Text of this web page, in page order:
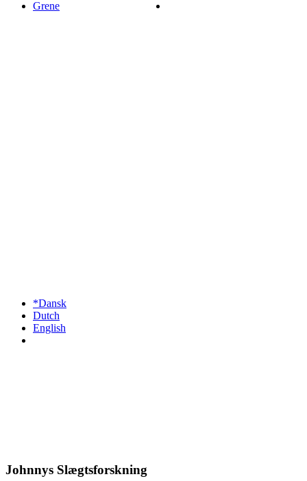
Grene
*Dansk
Dutch
English
Johnnys Slægtsforskning